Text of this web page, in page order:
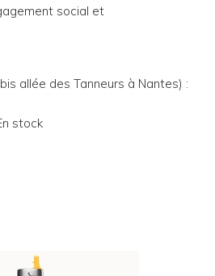
social et
allée des Tanneurs à Nantes) :
stock